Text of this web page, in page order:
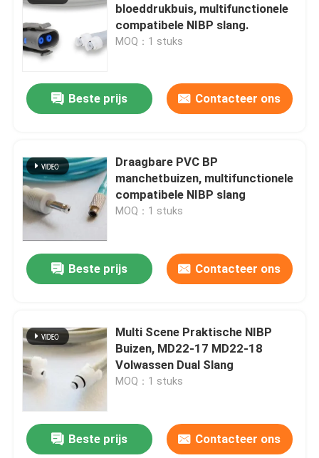
bloeddrukbuis, multifunctionele
compatibele NIBP slang.
MOQ：1 stuks
Beste prijs Contacteer ons
Draagbare PVC BP
manchetbuizen, multifunctionele
compatibele NIBP slang
MOQ：1 stuks
Beste prijs Contacteer ons
Multi Scene Praktische NIBP
Buizen, MD22-17 MD22-18
Volwassen Dual Slang
MOQ：1 stuks
Beste prijs Contacteer ons